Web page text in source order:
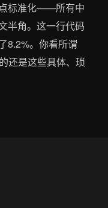
标准化——所有中
半角。这一行代码
8.2%。你看所谓
还是这些具体、琐